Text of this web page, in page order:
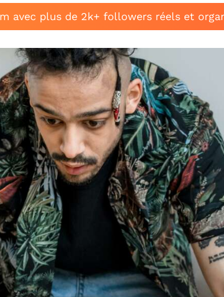
avec plus de 2k+ followers réels et